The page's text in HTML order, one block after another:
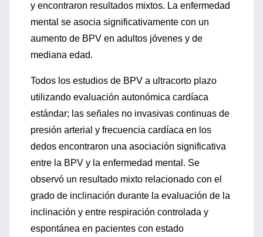
y encontraron resultados mixtos. La enfermedad
mental se asocia significativamente con un
aumento de BPV en adultos jóvenes y de
mediana edad.
Todos los estudios de BPV a ultracorto plazo
utilizando evaluación autonómica cardíaca
estándar; las señales no invasivas continuas de
presión arterial y frecuencia cardíaca en los
dedos encontraron una asociación significativa
entre la BPV y la enfermedad mental. Se
observó un resultado mixto relacionado con el
grado de inclinación durante la evaluación de la
inclinación y entre respiración controlada y
espontánea en pacientes con estado